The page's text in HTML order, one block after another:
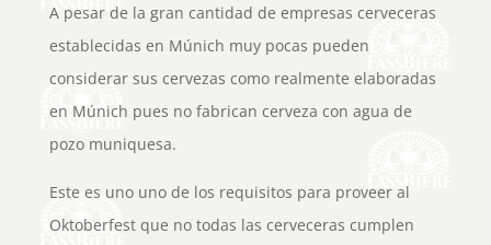
A pesar de la gran cantidad de empresas cerveceras
establecidas en Múnich muy pocas pueden
considerar sus cervezas como realmente elaboradas
en Múnich pues no fabrican cerveza con agua de
pozo muniquesa.
Este es uno uno de los requisitos para proveer al
Oktoberfest que no todas las cerveceras cumplen